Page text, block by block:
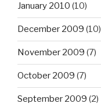
January 2010 (10)
December 2009 (10)
November 2009 (7)
October 2009 (7)
September 2009 (2)